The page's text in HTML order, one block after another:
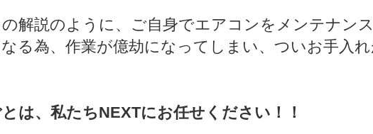
解説のように、ご自身でエアコンをメンテナン
る為、作業が億劫になってしまい、ついお手入
は、私たちNEXTにお任せください！！